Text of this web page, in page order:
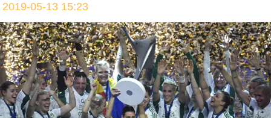
2019-05-13 15:23